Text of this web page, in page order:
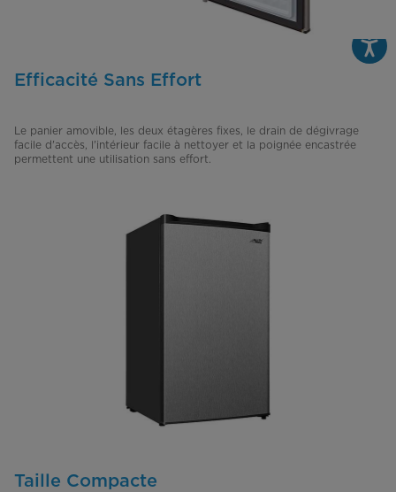
Efficacité Sans Effort
Le panier amovible, les deux étagères fixes, le drain de dégivrage
facile d'accès, l'intérieur facile à nettoyer et la poignée encastrée
permettent une utilisation sans effort.
Taille Compacte